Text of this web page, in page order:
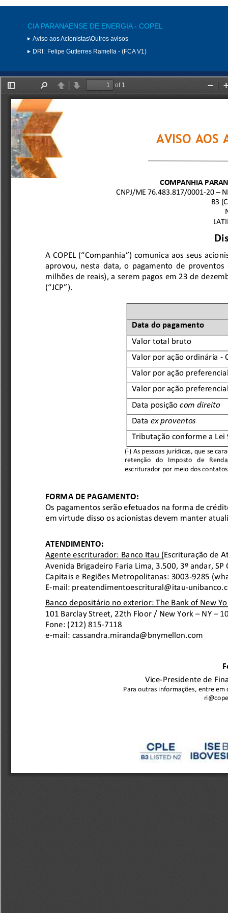
CIA PARANAENSE DE ENERGIA - COPEL
Aviso aos Acionistas\Outros avisos
DRI: Felipe Gutterres Ramella - (FCA V1)